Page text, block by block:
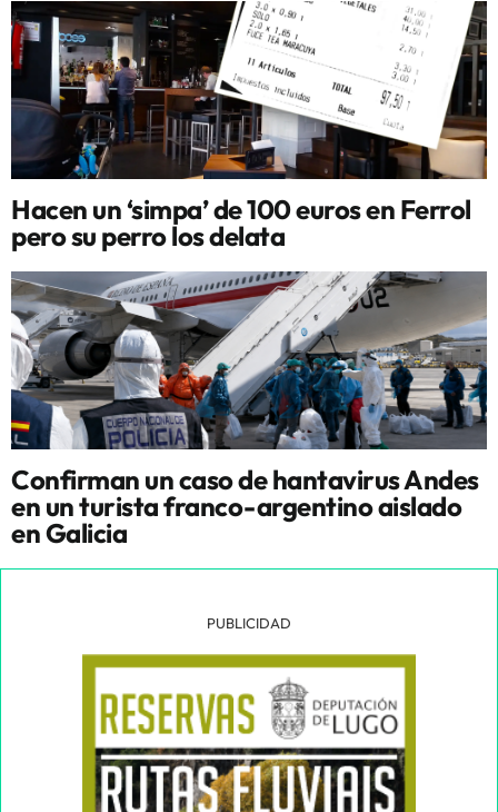
Hacen un ‘simpa’ de 100 euros en Ferrol
pero su perro los delata
Confirman un caso de hantavirus Andes
en un turista franco-argentino aislado
en Galicia
PUBLICIDAD